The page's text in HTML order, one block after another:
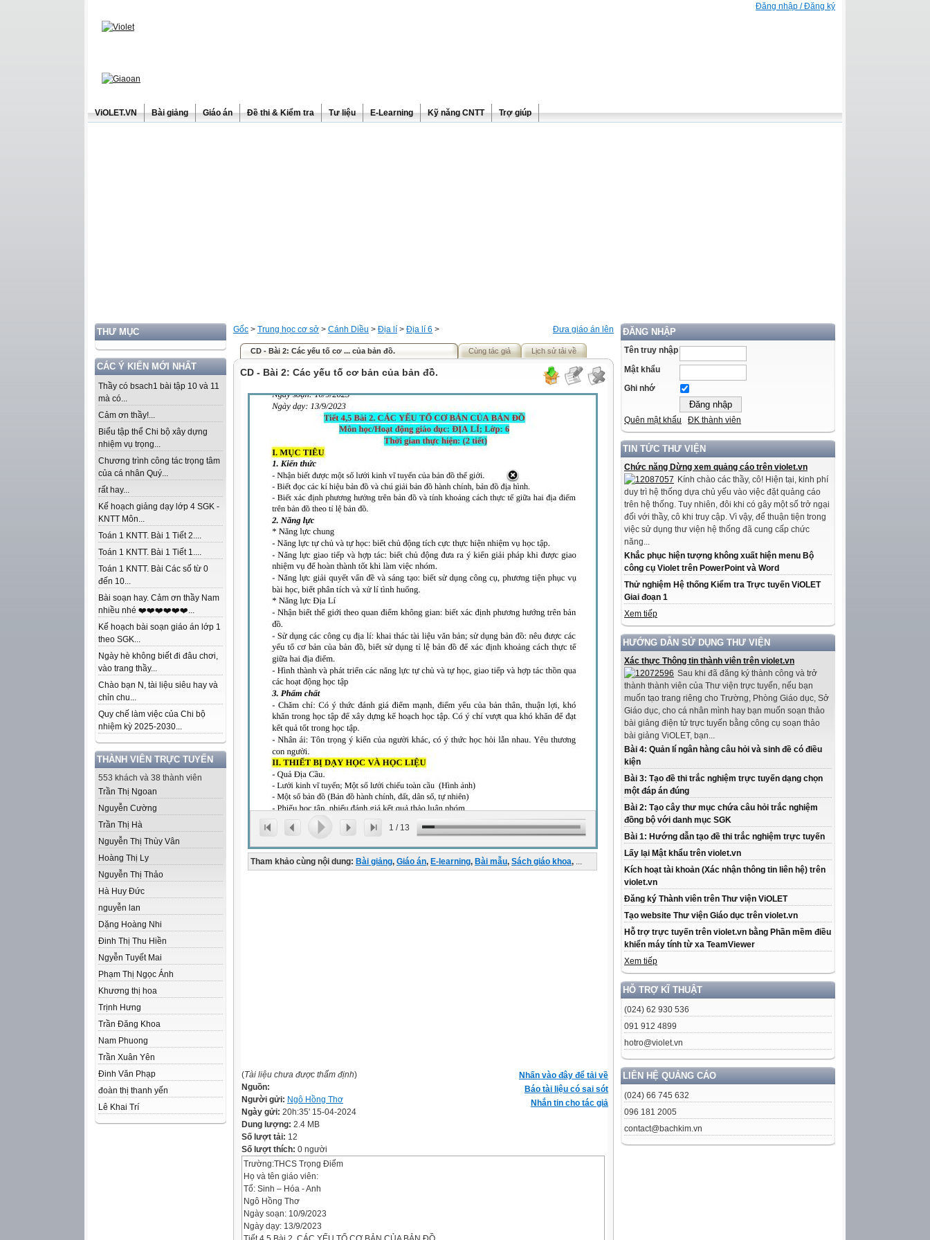
Đăng nhập / Đăng ký
ViOLET.VN Bài giảng Giáo án Đề thi & Kiểm tra Tư liệu E-Learning Kỹ năng CNTT Trợ giúp
THƯ MỤC
CÁC Ý KIẾN MỚI NHẤT
Thầy có bsach1 bài tập 10 và 11
mà có...
Cảm ơn thầy!...
Biểu tập thể Chi bộ xây dựng
nhiệm vụ trọng...
Chương trình công tác trọng tâm
của cá nhân Quý...
rất hay...
Kế hoạch giảng dạy lớp 4 SGK -
KNTT Môn...
Toán 1 KNTT. Bài 1 Tiết 2....
Toán 1 KNTT. Bài 1 Tiết 1....
Toán 1 KNTT. Bài Các số từ 0
đến 10...
Bài soạn hay. Cảm ơn thầy Nam
nhiều nhé ❤️❤️❤️❤️❤️❤️...
Kế hoạch bài soạn giáo án lớp 1
theo SGK...
Ngày hè không biết đi đâu chơi,
vào trang thầy...
Chào bạn N, tài liệu siêu hay và
chỉn chu...
Quy chế làm việc của Chi bộ
nhiệm kỳ 2025-2030...
THÀNH VIÊN TRỰC TUYẾN
553 khách và 38 thành viên
Trần Thị Ngoan
Nguyễn Cường
Trần Thị Hà
Nguyễn Thị Thùy Vân
Hoàng Thị Ly
Nguyễn Thị Thảo
Hà Huy Đức
nguyễn lan
Dặng Hoàng Nhi
Đinh Thị Thu Hiền
Ngyễn Tuyết Mai
Phạm Thị Ngọc Ánh
Khương thị hoa
Trịnh Hưng
Trần Đăng Khoa
Nam Phuong
Trần Xuân Yên
Đinh Văn Phạp
đoàn thị thanh yến
Lê Khai Trí
ĐĂNG NHẬP
Tên truy nhập
Mật khẩu
Ghi nhớ
Quên mật khẩu ĐK thành viên
TIN TỨC THƯ VIỆN
Chức năng Dừng xem quảng cáo trên violet.vn
Kính chào các thầy, cô! Hiện tại, kinh phí
duy trì hệ thống dựa chủ yếu vào việc đặt quảng cáo
trên hệ thống. Tuy nhiên, đôi khi có gây một số trở ngại
đối với thầy, cô khi truy cập. Vì vậy, để thuận tiện trong
việc sử dụng thư viện hệ thống đã cung cấp chức
năng...
Khắc phục hiện tượng không xuất hiện menu Bộ
công cụ Violet trên PowerPoint và Word
Thử nghiệm Hệ thống Kiểm tra Trực tuyến ViOLET
Giai đoạn 1
Xem tiếp
HƯỚNG DẪN SỬ DỤNG THƯ VIỆN
Xác thực Thông tin thành viên trên violet.vn
Sau khi đã đăng ký thành công và trở
thành thành viên của Thư viện trực tuyến, nếu bạn
muốn tạo trang riêng cho Trường, Phòng Giáo dục, Sở
Giáo dục, cho cá nhân mình hay bạn muốn soạn thảo
bài giảng điện tử trực tuyến bằng công cụ soạn thảo
bài giảng ViOLET, bạn...
Bài 4: Quản lí ngân hàng câu hỏi và sinh đề có điều
kiện
Bài 3: Tạo đề thi trắc nghiệm trực tuyến dạng chọn
một đáp án đúng
Bài 2: Tạo cây thư mục chứa câu hỏi trắc nghiệm
đồng bộ với danh mục SGK
Bài 1: Hướng dẫn tạo đề thi trắc nghiệm trực tuyến
Lấy lại Mật khẩu trên violet.vn
Kích hoạt tài khoản (Xác nhận thông tin liên hệ) trên
violet.vn
Đăng ký Thành viên trên Thư viện ViOLET
Tạo website Thư viện Giáo dục trên violet.vn
Hỗ trợ trực tuyến trên violet.vn bằng Phần mềm điều
khiển máy tính từ xa TeamViewer
Xem tiếp
HỖ TRỢ KĨ THUẬT
(024) 62 930 536
091 912 4899
hotro@violet.vn
LIÊN HỆ QUẢNG CÁO
(024) 66 745 632
096 181 2005
contact@bachkim.vn
Đưa giáo án lên
Gốc > Trung học cơ sở > Cánh Diều > Địa lí > Địa lí 6 >
CD - Bài 2: Các yếu tố cơ ... của bản đồ. Cùng tác giả Lịch sử tải về
CD - Bài 2: Các yếu tố cơ bản của bản đồ.
1 / 13
Tham khảo cùng nội dung: Bài giảng, Giáo án, E-learning, Bài mẫu, Sách giáo khoa, ...
Nhấn vào đây để tải về
Báo tài liệu có sai sót
Nhắn tin cho tác giả
(Tài liệu chưa được thẩm định)
Nguồn:
Người gửi: Ngô Hồng Thơ
Ngày gửi: 20h:35' 15-04-2024
Dung lượng: 2.4 MB
Số lượt tải: 12
Số lượt thích: 0 người
Trường:THCS Trọng Điểm
Họ và tên giáo viên:
Tổ: Sinh – Hóa - Anh
Ngô Hồng Thơ
Ngày soạn: 10/9/2023
Ngày dạy: 13/9/2023